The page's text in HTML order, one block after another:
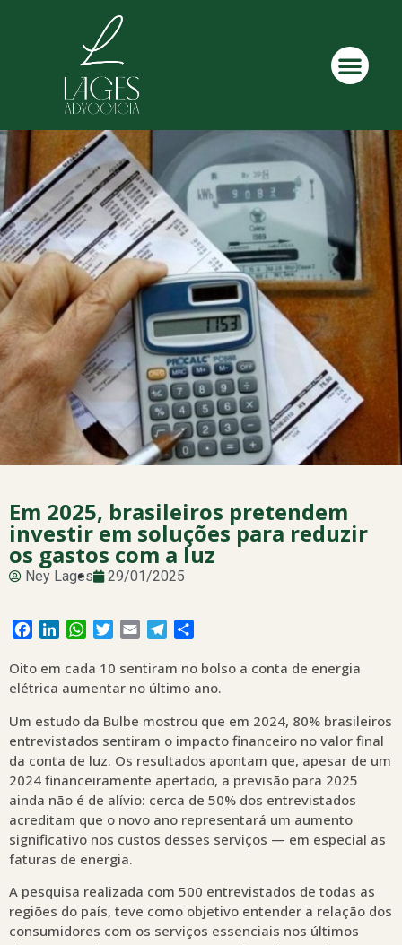
Em 2025, brasileiros pretendem
investir em soluções para reduzir
os gastos com a luz
Ney Lages 29/01/2025
Facebook
LinkedInWhatsApp
Twitter
Email Telegram
Oito em cada 10 sentiram no bolso a conta de energia
elétrica aumentar no último ano.
Um estudo da Bulbe mostrou que em 2024, 80% brasileiros
entrevistados sentiram o impacto financeiro no valor final
da conta de luz. Os resultados apontam que, apesar de um
2024 financeiramente apertado, a previsão para 2025
ainda não é de alívio: cerca de 50% dos entrevistados
acreditam que o novo ano representará um aumento
significativo nos custos desses serviços — em especial as
faturas de energia.
A pesquisa realizada com 500 entrevistados de todas as
regiões do país, teve como objetivo entender a relação dos
consumidores com os serviços essenciais nos últimos